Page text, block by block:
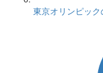
東京オリンピッ